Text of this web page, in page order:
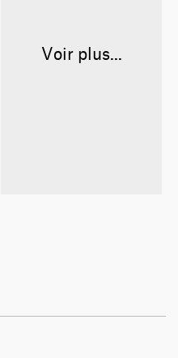
Voir plus...